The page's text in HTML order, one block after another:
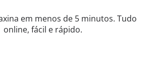
em menos de 5 minutos. Tudo
online, fácil e rápido.